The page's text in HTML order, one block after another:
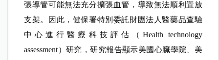
張導管可能無法充分擴張血管，導致無法順利置放
支架。因此，健保署特別委託財團法人醫藥品查驗
中心進行醫療科技評估（Health technology
assessment）研究，研究報告顯示美國心臟學院、美